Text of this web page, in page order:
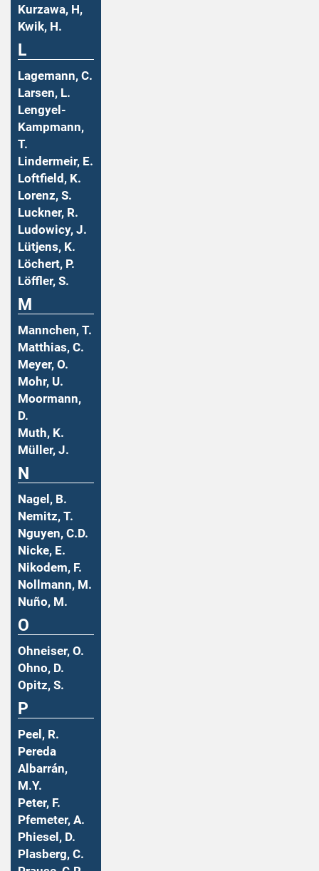
Kurzawa, H,
Kwik, H.
L
Lagemann, C.
Larsen, L.
Lengyel-
Kampmann,
T.
Lindermeir, E.
Loftfield, K.
Lorenz, S.
Luckner, R.
Ludowicy, J.
Lütjens, K.
Löchert, P.
Löffler, S.
M
Mannchen, T.
Matthias, C.
Meyer, O.
Mohr, U.
Moormann,
D.
Muth, K.
Müller, J.
N
Nagel, B.
Nemitz, T.
Nguyen, C.D.
Nicke, E.
Nikodem, F.
Nollmann, M.
Nuño, M.
O
Ohneiser, O.
Ohno, D.
Opitz, S.
P
Peel, R.
Pereda
Albarrán,
M.Y.
Peter, F.
Pfemeter, A.
Phiesel, D.
Plasberg, C.